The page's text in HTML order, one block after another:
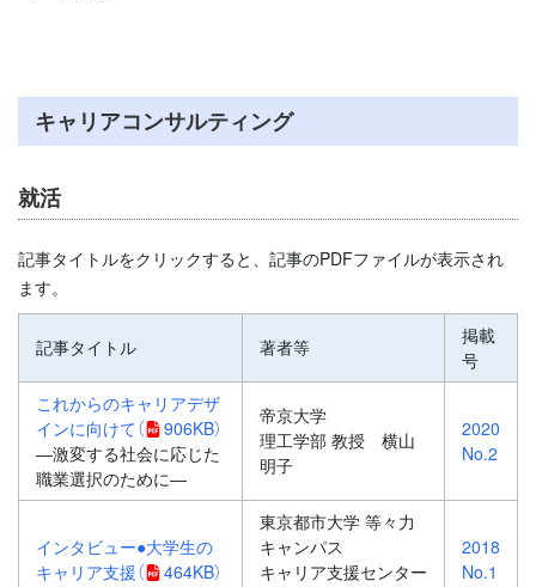
キャリアコンサルティング
就活
記事タイトルをクリックすると、記事のPDFファイルが表示され
ます。
記事タイトル 著者等
掲載
号
これからのキャリアデザ
インに向けて（
906KB）
―激変する社会に応じた
職業選択のために―
帝京大学
理工学部 教授 横山
明子
2020
No.2
インタビュー●大学生の
キャリア支援（ 464KB）
東京都市大学 等々力
キャンパス
キャリア支援センター
2018
No.1